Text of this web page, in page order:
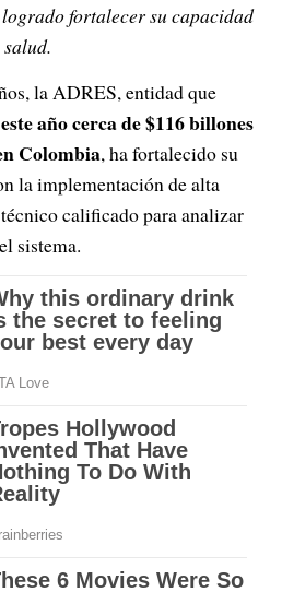
fortalecer su capacidad
la ADRES, entidad que
año cerca de $116 billones
Colombia, ha fortalecido su
la implementación de alta
calificado para analizar
sistema.